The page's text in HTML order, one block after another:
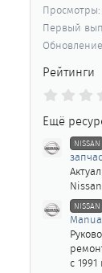
Просмотры
Первый
Обновление
Рейтинги
Ещё
NISSAN
NISSAN
с 1991